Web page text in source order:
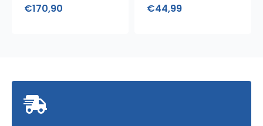
€170,90 €44,99